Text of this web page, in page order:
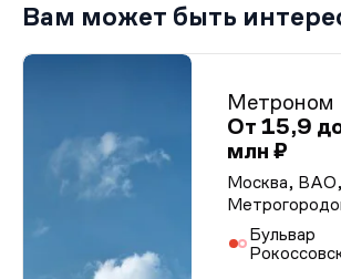
Вам может быть
Метроном
От 15,9
млн ₽
Москва, ВАО,
Бульвар